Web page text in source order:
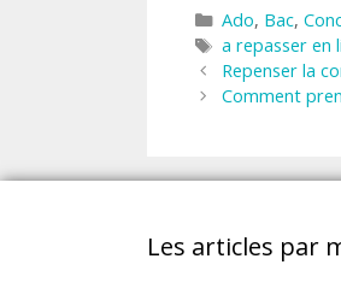
Catégories
Ado, Bac,
Étiquettes
a repasser en
Repenser la
Comment
Les articles par